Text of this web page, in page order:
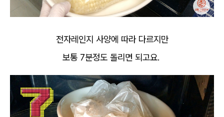
전자레인지 사양에 따라 다르지만
보통 7분정도 돌리면 되고요.